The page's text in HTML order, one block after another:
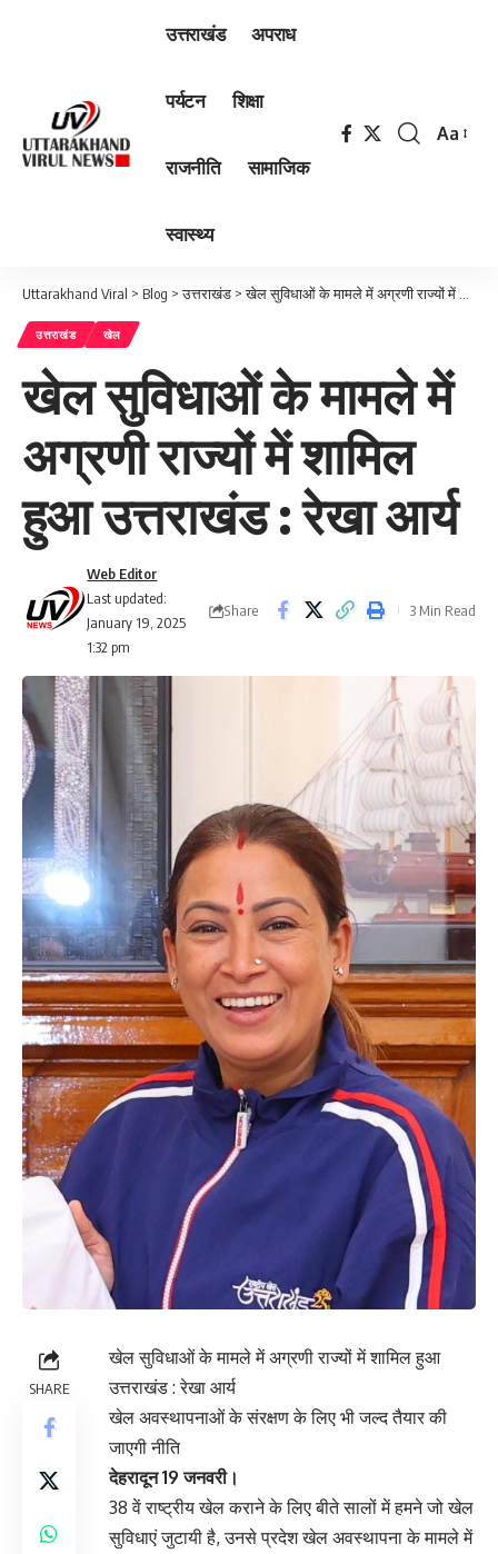
उत्तराखंड अपराध
पर्यटन शिक्षा
राजनीति सामाजिक
स्वास्थ्य
Font
Aa
Uttarakhand Viral > Blog >उत्तराखंड >खेल सुविधाओं के मामले में अग्रणी राज्यों में शामिल हुआ उत्तराखंड : रेखा आर्य
उत्तराखंड खेल
खेल सुविधाओं के मामले में
अग्रणी राज्यों में शामिल
हुआ उत्तराखंड : रेखा आर्य
Last updated:
January 19, 2025
1:32 pm
Web Editor
Share 3 Min Read
SHARE
खेल सुविधाओं के मामले में अग्रणी राज्यों में शामिल हुआ
उत्तराखंड : रेखा आर्य
खेल अवस्थापनाओं के संरक्षण के लिए भी जल्द तैयार की
जाएगी नीति
देहरादून 19 जनवरी।
38 वें राष्ट्रीय खेल कराने के लिए बीते सालों में हमने जो खेल
सुविधाएं जुटायी है, उनसे प्रदेश खेल अवस्थापना के मामले में